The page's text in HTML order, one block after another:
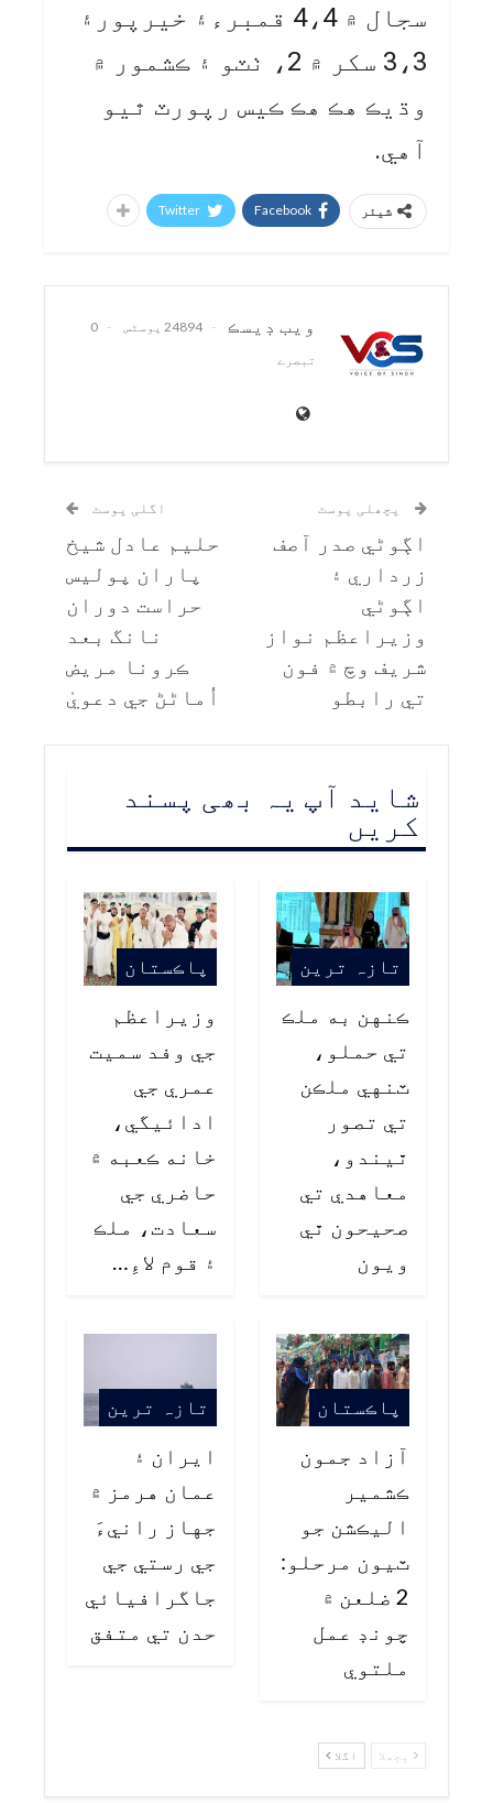
سجال ۾ 4،4 قمبرء۽ خيرپور۽
3،3 سکر ۾ 2، ٺٽو ۽ ڪشمور ۾
وڌيڪ هڪ هڪ ڪيس رپورٽ ٿيو
آهي.
شیئر Facebook
Twitter
ويب ڊيسڪ 24894 پوسٹس
0
تبصرے
پچھلی پوسٹ
اڳوڻي صدر آصف
زرداري ۽
اڳوڻي
وزيراعظم نواز
شريف وچ ۾ فون
تي رابطو
اگلی پوسٹ
حليم عادل شيخ
پاران پوليس
حراست دوران
نانگ بعد
ڪرونا مريض
اُماڻڻ جي دعويٰ
شاید آپ یہ بھی پسند
کریں
تازہ ترین
ڪنهن به ملڪ
تي حملو،
ٽنهي ملڪن
تي تصور
ٿيندو،
معاهدي تي
صحيحون ٿي
ويون
پاڪستان
وزيراعظم
جي وفد سميت
عمري جي
ادائيگي،
خانه ڪعبه ۾
حاضري جي
سعادت، ملڪ
۽ قوم لاءِ…
پاڪستان
آزاد جمون
ڪشمير
اليڪشن جو
ٽيون مرحلو:
2 ضلعن ۾
چونڊ عمل
ملتوي
تازہ ترین
ايران ۽
عمان هرمز ۾
جهاز رانيءَ
جي رستي جي
جاگرافيائي
حدن تي متفق
پچھلا اگلا